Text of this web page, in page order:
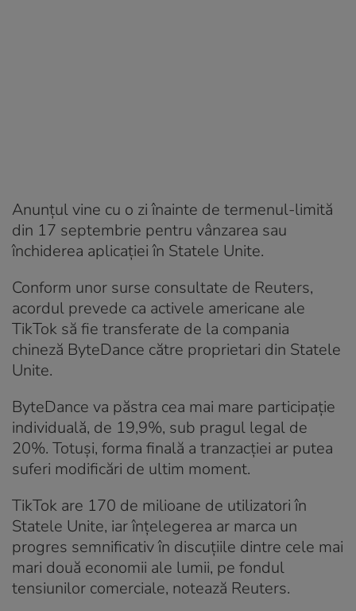
Anunţul vine cu o zi înainte de termenul-limită
din 17 septembrie pentru vânzarea sau
închiderea aplicaţiei în Statele Unite.
Conform unor surse consultate de Reuters,
acordul prevede ca activele americane ale
TikTok să fie transferate de la compania
chineză ByteDance către proprietari din Statele
Unite.
ByteDance va păstra cea mai mare participaţie
individuală, de 19,9%, sub pragul legal de
20%. Totuşi, forma finală a tranzacţiei ar putea
suferi modificări de ultim moment.
TikTok are 170 de milioane de utilizatori în
Statele Unite, iar înţelegerea ar marca un
progres semnificativ în discuţiile dintre cele mai
mari două economii ale lumii, pe fondul
tensiunilor comerciale, notează Reuters.